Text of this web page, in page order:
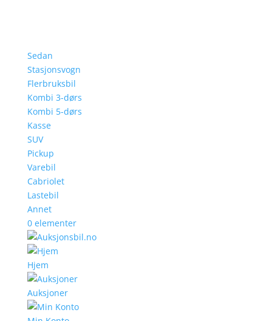
Sedan
Stasjonsvogn
Flerbruksbil
Kombi 3-dørs
Kombi 5-dørs
Kasse
SUV
Pickup
Varebil
Cabriolet
Lastebil
Annet
0 elementer
Hjem
Auksjoner